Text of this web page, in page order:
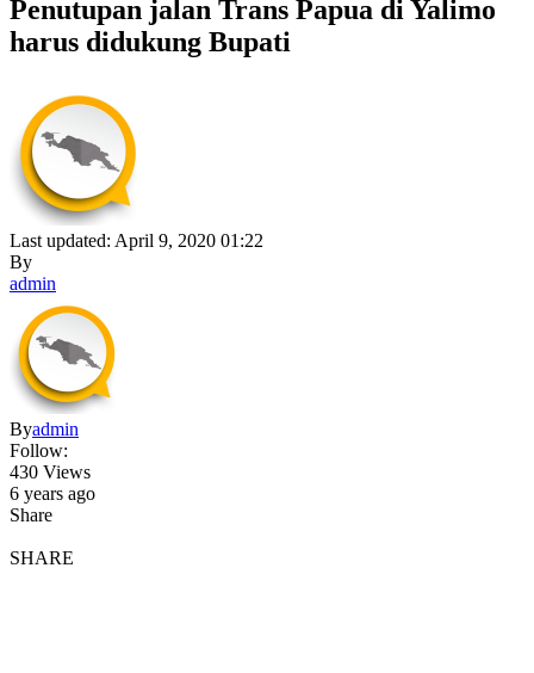
Penutupan jalan Trans Papua di Yalimo
harus didukung Bupati
Last updated: April 9, 2020 01:22
By
admin
Byadmin
Follow:
430 Views
6 years ago
Share
SHARE